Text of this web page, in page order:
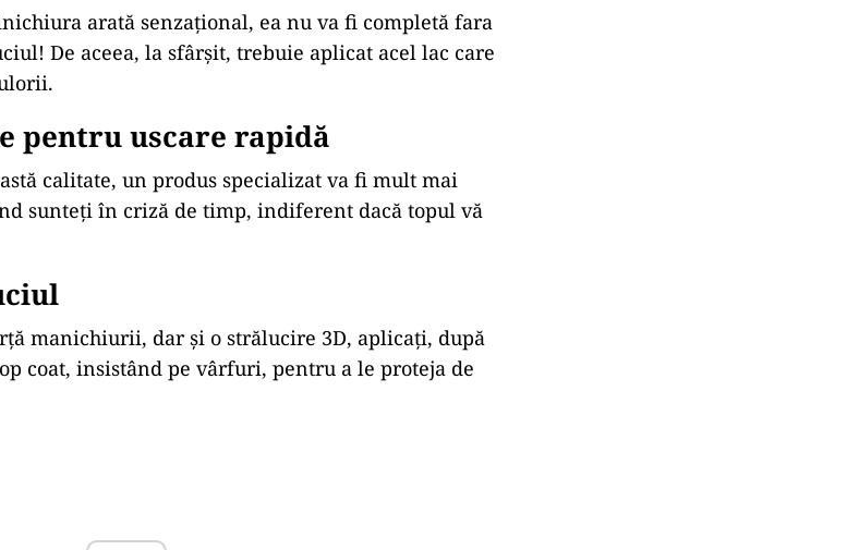
arată senzațional, ea nu va fi completă fara
De aceea, la sfârșit, trebuie aplicat acel lac care
pentru uscare rapidă
calitate, un produs specializat va fi mult mai
sunteți în criză de timp, indiferent dacă topul vă
manichiurii, dar și o strălucire 3D, aplicați, după
coat, insistând pe vârfuri, pentru a le proteja de